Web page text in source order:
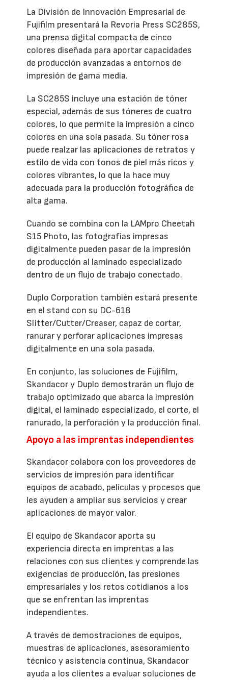
La División de Innovación Empresarial de
Fujifilm presentará la Revoria Press SC285S,
una prensa digital compacta de cinco
colores diseñada para aportar capacidades
de producción avanzadas a entornos de
impresión de gama media.
La SC285S incluye una estación de tóner
especial, además de sus tóneres de cuatro
colores, lo que permite la impresión a cinco
colores en una sola pasada. Su tóner rosa
puede realzar las aplicaciones de retratos y
estilo de vida con tonos de piel más ricos y
colores vibrantes, lo que la hace muy
adecuada para la producción fotográfica de
alta gama.
Cuando se combina con la LAMpro Cheetah
S15 Photo, las fotografías impresas
digitalmente pueden pasar de la impresión
de producción al laminado especializado
dentro de un flujo de trabajo conectado.
Duplo Corporation también estará presente
en el stand con su DC-618
Slitter/Cutter/Creaser, capaz de cortar,
ranurar y perforar aplicaciones impresas
digitalmente en una sola pasada.
En conjunto, las soluciones de Fujifilm,
Skandacor y Duplo demostrarán un flujo de
trabajo optimizado que abarca la impresión
digital, el laminado especializado, el corte, el
ranurado, la perforación y la producción final.
Apoyo a las imprentas independientes
Skandacor colabora con los proveedores de
servicios de impresión para identificar
equipos de acabado, películas y procesos que
les ayuden a ampliar sus servicios y crear
aplicaciones de mayor valor.
El equipo de Skandacor aporta su
experiencia directa en imprentas a las
relaciones con sus clientes y comprende las
exigencias de producción, las presiones
empresariales y los retos cotidianos a los
que se enfrentan las imprentas
independientes.
A través de demostraciones de equipos,
muestras de aplicaciones, asesoramiento
técnico y asistencia continua, Skandacor
ayuda a los clientes a evaluar soluciones de